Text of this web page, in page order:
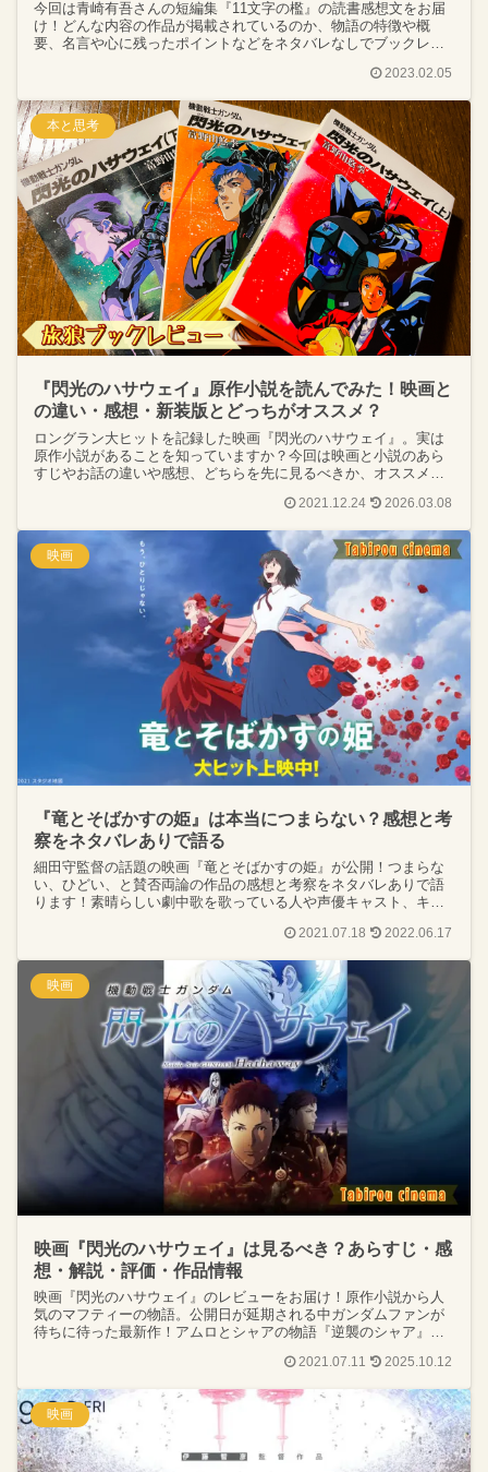
今回は青崎有吾さんの短編集『11文字の檻』の読書感想文をお届
け！どんな内容の作品が掲載されているのか、物語の特徴や概
要、名言や心に残ったポイントなどをネタバレなしでブックレビ
2023.02.05
本と思考
『閃光のハサウェイ』原作小説を読んでみた！映画と
の違い・感想・新装版とどっちがオススメ？
ロングラン大ヒットを記録した映画『閃光のハサウェイ』。実は
原作小説があることを知っていますか？今回は映画と小説のあら
すじやお話の違いや感想、どちらを先に見るべきか、オススメポ
2021.12.24 2026.03.08
映画
『竜とそばかすの姫』は本当につまらない？感想と考
察をネタバレありで語る
細田守監督の話題の映画『竜とそばかすの姫』が公開！つまらな
い、ひどい、と賛否両論の作品の感想と考察をネタバレありで語
ります！素晴らしい劇中歌を歌っている人や声優キャスト、キャ
2021.07.18 2022.06.17
映画
映画『閃光のハサウェイ』は見るべき？あらすじ・感
想・解説・評価・作品情報
映画『閃光のハサウェイ』のレビューをお届け！原作小説から人
気のマフティーの物語。公開日が延期される中ガンダムファンが
待ちに待った最新作！アムロとシャアの物語『逆襲のシャア』に
2021.07.11 2025.10.12
映画